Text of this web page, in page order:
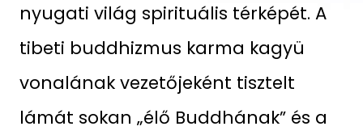
nyugati világ spirituális térképét. A
tibeti buddhizmus karma kagyü
vonalának vezetőjeként tisztelt
lámát sokan „élő Buddhának” és a